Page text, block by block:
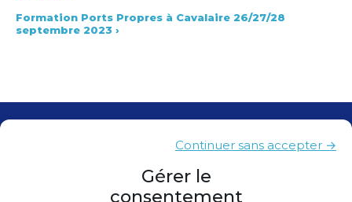
Gérer le
consentement
Continuer sans accepter →
Formation Ports Propres à Cavalaire 26/27/28
septembre 2023 ›